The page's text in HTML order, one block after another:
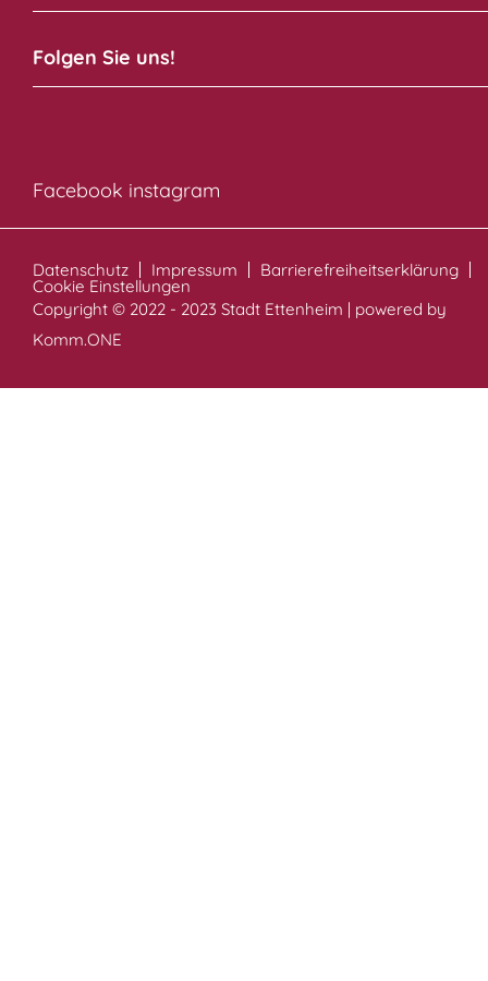
Folgen Sie uns!
Facebook instagram
Datenschutz Impressum Barrierefreiheitserklärung
Cookie Einstellungen
Copyright © 2022 - 2023 Stadt Ettenheim | powered by
Komm.ONE